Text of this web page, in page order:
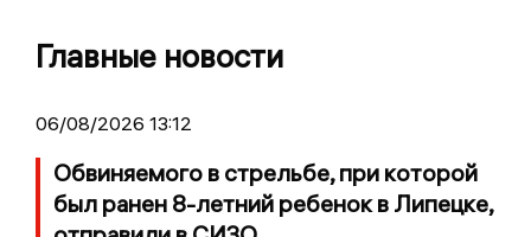
Главные новости
06/08/2026 13:12
Обвиняемого в стрельбе, при которой
был ранен 8-летний ребенок в Липецке,